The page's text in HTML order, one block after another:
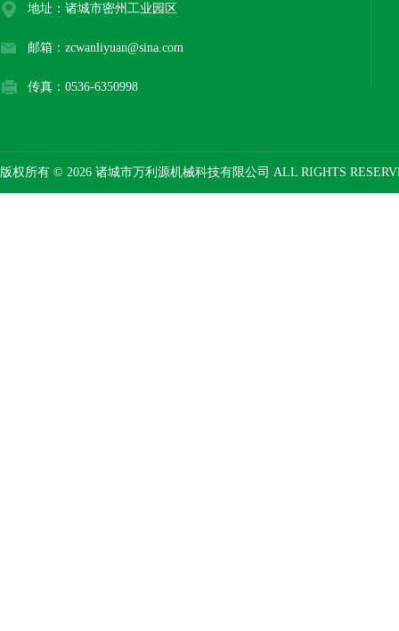
地址：诸城市密州工业园区
邮箱：zcwanliyuan@sina.com
传真：0536-6350998
版权所有 © 2026 诸城市万利源机械科技有限公司 ALL RIGHTS